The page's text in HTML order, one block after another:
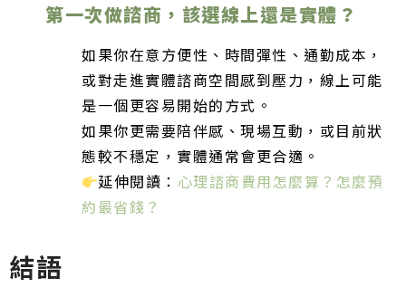
第一次做諮商，該選線上還是實體？
如果你在意方便性、時間彈性、通勤成本，
或對走進實體諮商空間感到壓力，線上可能
是一個更容易開始的方式。
如果你更需要陪伴感、現場互動，或目前狀
態較不穩定，實體通常會更合適。
延伸閱讀： 心理諮商費用怎麼算？怎麼預
約最省錢？
結語